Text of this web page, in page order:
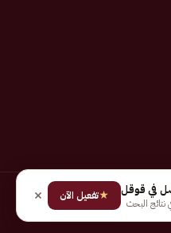
المالكة لصحيفة عاجلفي قوقل
نتائج البحث
★تفعيل الآن